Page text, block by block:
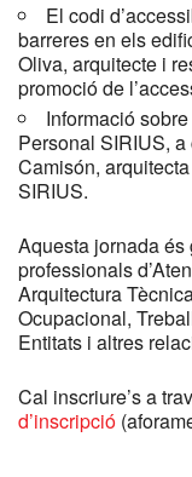
El codi
barreres en els
Oliva, arquitecte i
promoció de
Informació
Personal SIRIUS, a
Camisón,
SIRIUS.
Aquesta jornada
professionals
Arquitectura
Ocupacional,
Entitats i altres
Cal inscriure’s a
d’inscripció